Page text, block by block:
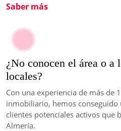
Saber más
¿No conocen el área o a
locales?
Con una experiencia de más de
inmobiliario, hemos conseguido
clientes potenciales activos que
Almería.